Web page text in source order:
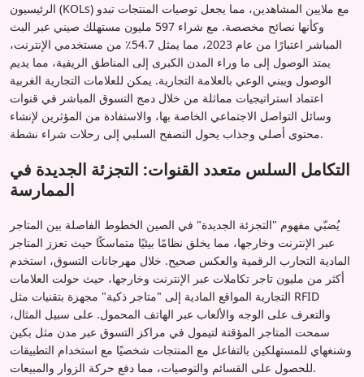
الرئيسيون (KOLs) مع ملايين المشاهدين، مما يجعل توصيات المنتجات تبدو
وكأنها نصائح مخصصة. مع شراء 597 مليون مستهلك صيني عبر البث
المباشر اعتبارًا من عام 2023، مما يمثل 54.7٪ من مستخدمي الإنترنت،
يمتد الوصول إلى ما وراء المدن الكبرى إلى المناطق الريفية، مما يديم
الوصول ويبني الوعي بالعلامة التجارية. يمكن للعلامات التجارية الغربية
اعتماد استراتيجيات مماثلة من خلال دمج التسوق المباشر في قنوات
وسائل التواصل الاجتماعي الخاصة بها، والاستفادة من المؤثرين لإنشاء
محتوى أصلي وجذاب يحول التصفح السلبي إلى رحلات شراء نشطة.
التكامل السلس متعدد القنوات: التجزئة الجديدة في
الممارسة
يُضبّي مفهوم "التجزئة الجديدة" في الصين الخطوط الفاصلة بين المتاجر
عبر الإنترنت وخارجها، مما يخلق نظامًا بيئيًا متماسكًا حيث تعزز المتاجر
المادية التجارب الرقمية والعكس صحيح. خلال مهرجانات التسوق، استخدم
أكثر من مليون تاجر تكاملات عبر الإنترنت وخارجها، حيث حولت العلامات
التجارية المواقع المادية إلى "متاجر ذكية" مجهزة بتقنيات مثل RFID
والتعرف على الوجه والألعاب عبر الهاتف المحمول. على سبيل المثال،
سمحت المتاجر المؤقتة لتيمول في مراكز التسوق عبر مدن مثل بكين
وشنغهاي للمستهلكين بالتفاعل مع المنتجات شخصيًا مع استخدام التطبيقات
للحصول على القسائم والتوصيات، مما دفع حركة الزوار والمبيعات.